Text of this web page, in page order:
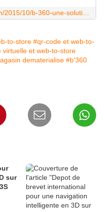
to-store #qr-code et web-to-
virtuelle et web-to-store
dematerialise #b'360
sur